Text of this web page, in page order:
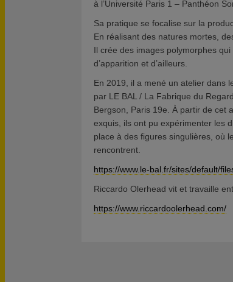
à l’Université Paris 1 – Panthéon
Sa pratique se focalise sur la
En réalisant des natures mortes,
Il crée des images polymorphes
d’apparition et d’ailleurs.
En 2019, il a mené un atelier dans
par LE BAL / La Fabrique du
Bergson, Paris 19e. À partir de cet
exquis, ils ont pu expérimenter les
place à des figures singulières, où
rencontrent.
https://www.le-bal.fr/sites/default/
Riccardo Olerhead vit et travaille
https://www.riccardoolerhead.com/